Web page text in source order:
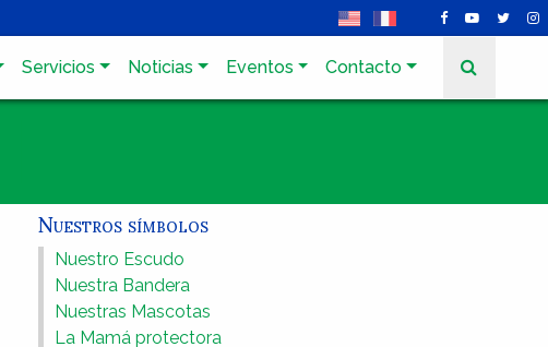
Servicios Noticias Eventos Contacto
Nuestros símbolos
Nuestro Escudo
Nuestra Bandera
Nuestras Mascotas
La Mamá protectora